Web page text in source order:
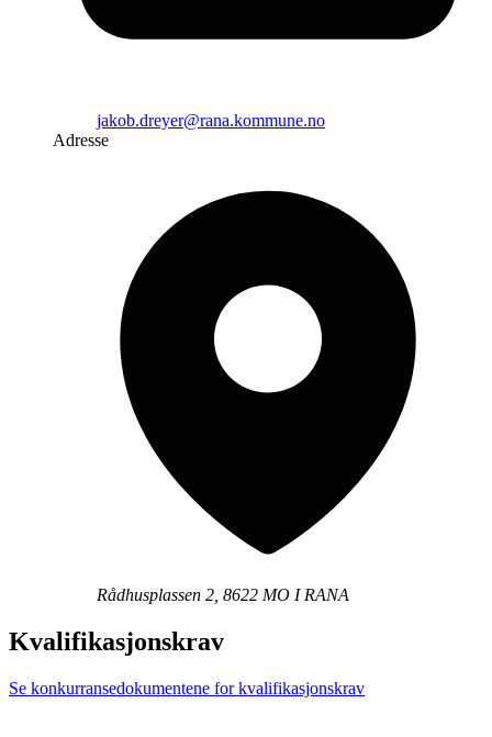
jakob.dreyer@rana.kommune.no
Adresse
Rådhusplassen 2, 8622 MO I RANA
Kvalifikasjonskrav
Se konkurransedokumentene for kvalifikasjonskrav